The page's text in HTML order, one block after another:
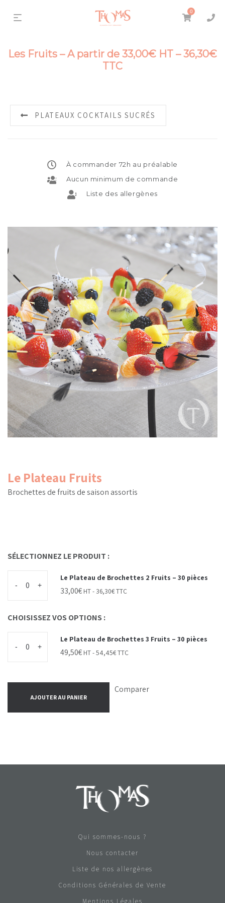
0
Les Fruits – A partir de 33,00€ HT – 36,30€
TTC
PLATEAUX COCKTAILS SUCRÉS
À commander 72h au préalable
Aucun minimum de commande
Liste des allergènes
Le Plateau Fruits
Brochettes de fruits de saison assortis
SÉLECTIONNEZ LE PRODUIT :
- +
Le Plateau de Brochettes 2 Fruits – 30 pièces
33,00€ HT -36,30€TTC
CHOISISSEZ VOS OPTIONS :
- +
Le Plateau de Brochettes 3 Fruits – 30 pièces
49,50€ HT -54,45€TTC
AJOUTER AU PANIER
Comparer
Qui sommes-nous ?
Nous contacter
Liste de nos allergènes
Conditions Générales de Vente
Mentions Légales